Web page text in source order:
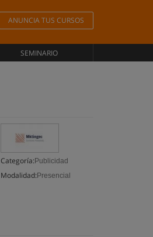
ANUNCIA TUS CURSOS
SEMINARIO
Categoría: Publicidad
Modalidad: Presencial